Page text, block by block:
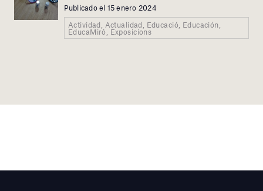
Publicado el 15 enero 2024
Actividad, Actualidad, Educació, Educación,
EducaMiró, Exposicions